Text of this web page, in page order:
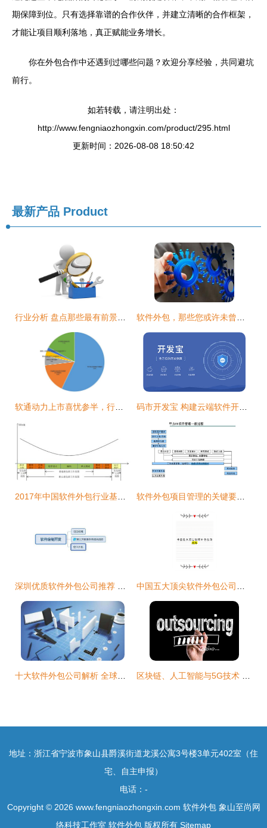
期保障到位。只有选择靠谱的合作伙伴，并建立清晰的合作框架，
才能让项目顺利落地，真正赋能业务增长。
你在外包合作中还遇到过哪些问题？欢迎分享经验，共同避坑
前行。
如若转载，请注明出处：
http://www.fengniaozhongxin.com/product/295.html
更新时间：2026-08-08 18:50:42
最新产品 Product
地址：浙江省宁波市象山县爵溪街道龙溪公寓3号楼3单元402室（住
宅、自主申报）
电话：-
Copyright © 2026 www.fengniaozhongxin.com 软件外包 象山至尚网
络科技工作室 软件外包 版权所有 Sitemap